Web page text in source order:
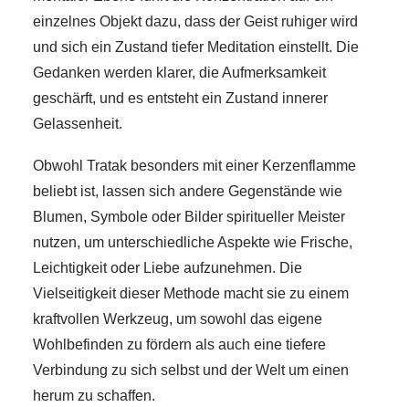
einzelnes Objekt dazu, dass der Geist ruhiger wird
und sich ein Zustand tiefer Meditation einstellt. Die
Gedanken werden klarer, die Aufmerksamkeit
geschärft, und es entsteht ein Zustand innerer
Gelassenheit.
Obwohl Tratak besonders mit einer Kerzenflamme
beliebt ist, lassen sich andere Gegenstände wie
Blumen, Symbole oder Bilder spiritueller Meister
nutzen, um unterschiedliche Aspekte wie Frische,
Leichtigkeit oder Liebe aufzunehmen. Die
Vielseitigkeit dieser Methode macht sie zu einem
kraftvollen Werkzeug, um sowohl das eigene
Wohlbefinden zu fördern als auch eine tiefere
Verbindung zu sich selbst und der Welt um einen
herum zu schaffen.